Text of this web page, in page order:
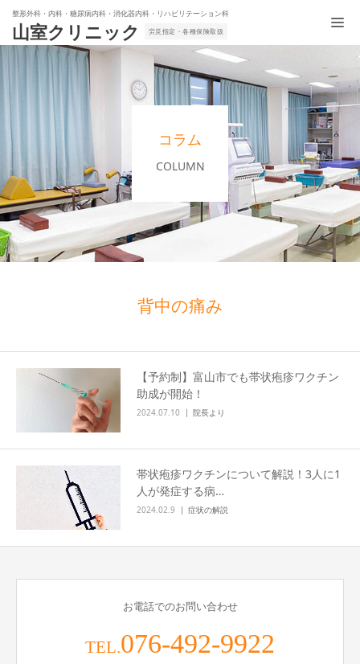
整形外科・内科・糖尿病内科・消化器内科・リハビリテーション科
山室クリニック 労災指定・各種保険取扱
コラム
COLUMN
背中の痛み
【予約制】富山市でも帯状疱疹ワクチン
助成が開始！
2024.07.10 院長より
帯状疱疹ワクチンについて解説！3人に1
人が発症する病…
2024.02.9 症状の解説
お電話でのお問い合わせ
TEL.076-492-9922